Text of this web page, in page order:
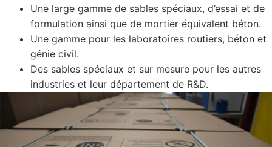
Une large gamme de sables spéciaux, d’essai et de
formulation ainsi que de mortier équivalent béton.
Une gamme pour les laboratoires routiers, béton et
génie civil.
Des sables spéciaux et sur mesure pour les autres
industries et leur département de R&D.